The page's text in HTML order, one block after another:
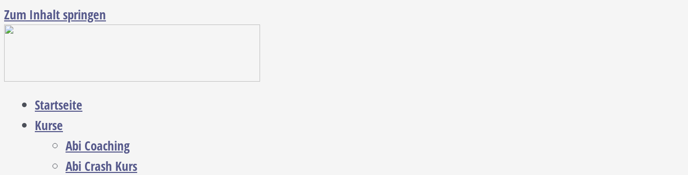
Zum Inhalt springen
Startseite
Kurse
Abi Coaching
Abi Crash Kurs